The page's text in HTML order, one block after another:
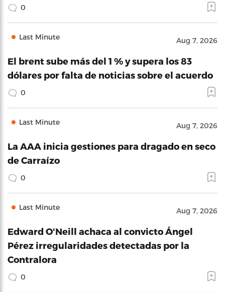
0
Last Minute Aug 7, 2026
El brent sube más del 1 % y supera los 83
dólares por falta de noticias sobre el acuerdo
0
Last Minute Aug 7, 2026
La AAA inicia gestiones para dragado en seco
de Carraízo
0
Last Minute Aug 7, 2026
Edward O'Neill achaca al convicto Ángel
Pérez irregularidades detectadas por la
Contralora
0